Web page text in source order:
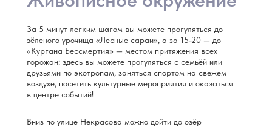
За 5 минут легким шагом вы можете прогуляться до
зёленого урочища «Лесные сараи», а за 15-20 — до
«Кургана Бессмертия» — местом притяжения всех
горожан: здесь вы можете прогуляться с семьёй или
друзьями по экотропам, заняться спортом на свежем
воздухе, посетить культурные мероприятия и оказаться
в центре событий!
Вниз по улице Некрасова можно дойти до озёр